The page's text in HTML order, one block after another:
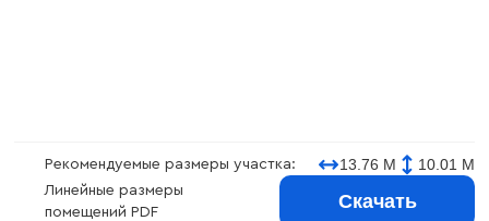
Рекомендуемые размеры участка: 13.76 М 10.01 М
Линейные размеры
помещений PDF
Скачать